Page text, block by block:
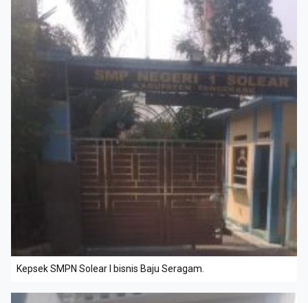
Kepsek SMPN Solear I bisnis Baju Seragam.